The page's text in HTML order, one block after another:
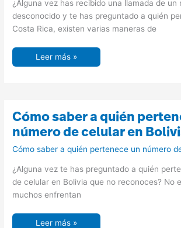
¿Alguna vez has recibido una llamada de un
desconocido y te has preguntado a quién
Costa Rica, existen varias maneras de
celular
en
Rica
Leer más »
Cómo saber a quién
número de celular en
Cómo saber a quién pertenece un número
¿Alguna vez te has preguntado a quién
de celular en Bolivia que no reconoces? No
muchos enfrentan
Cómo
saber
a
quién
pertenece
un
de
celular
en
Bolivia
Leer más »